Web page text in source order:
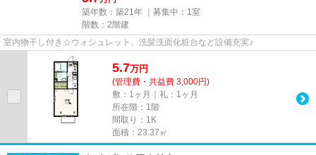
築年数：築21年 ｜募集中： 1室
階数：2階建
室内物干し付き☆ウォシュレット、洗髪洗面化粧台など設備充実♪
5.7万円
(管理費・共益費 3,000円)
敷：1ヶ月｜礼：1ヶ月
所在階：1階
間取り：1K
面積：23.37㎡